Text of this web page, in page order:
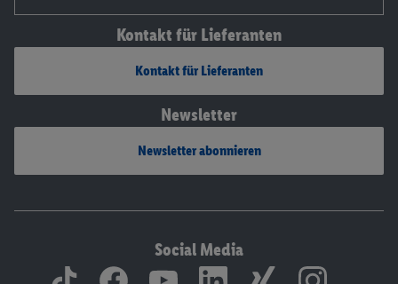
Kontakt für Lieferanten
Kontakt für Lieferanten
Newsletter
Newsletter abonnieren
Social Media